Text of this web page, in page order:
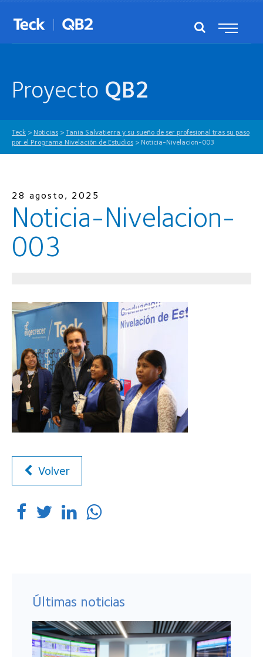
Proyecto QB2
Teck > Noticias > Tania Salvatierra y su sueño de ser profesional tras su paso
por el Programa Nivelación de Estudios > Noticia-Nivelacion-003
28 agosto, 2025
Noticia-Nivelacion-
003
Volver
Últimas noticias